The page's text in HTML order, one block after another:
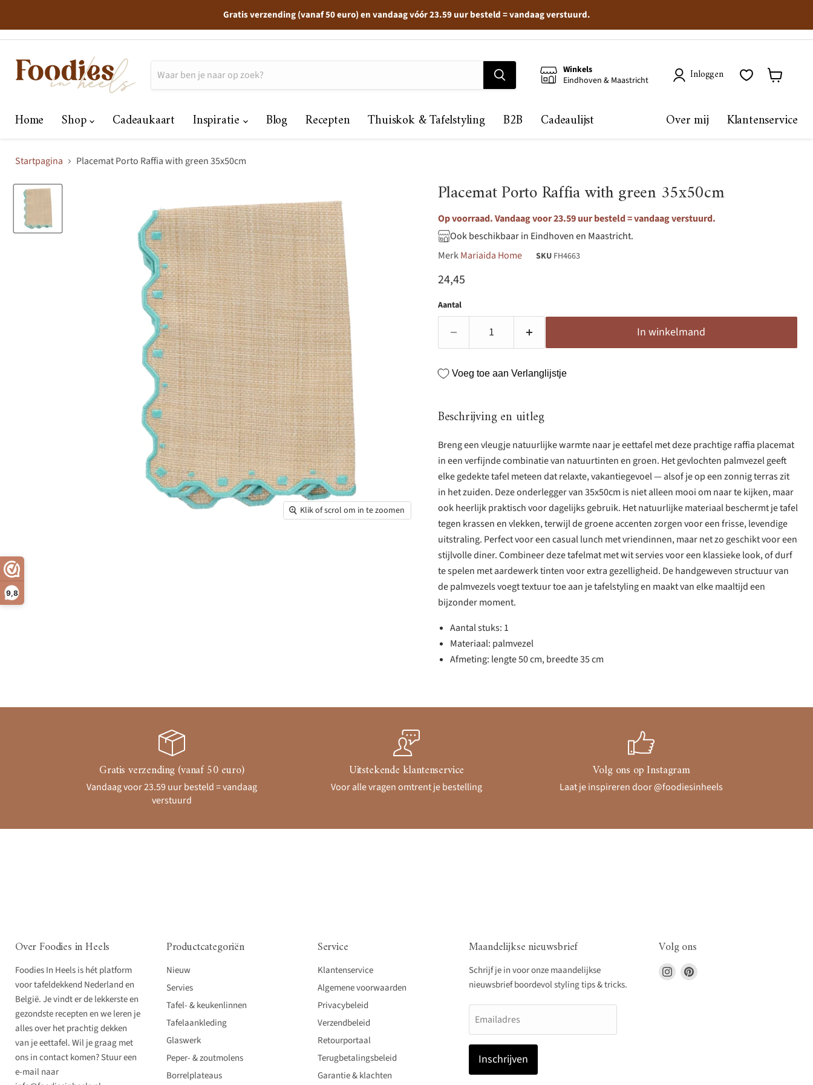
9,8
Gratis verzending (vanaf 50 euro) en vandaag vóór 23.59 uur besteld = vandaag verstuurd.
Winkels
Eindhoven & Maastricht
Inloggen
Home Shop Cadeaukaart Inspiratie Blog Recepten Thuiskok & Tafelstyling B2B Cadeaulijst Over mij Klantenservice
Startpagina Placemat Porto Raffia with green 35x50cm
Klik of scrol om in te zoomen
Placemat Porto Raffia with green 35x50cm
Op voorraad. Vandaag voor 23.59 uur besteld = vandaag verstuurd.
Ook beschikbaar in Eindhoven en Maastricht.
MerkMariaida Home SKU FH4663
Huidige prijs
24,45
Aantal
In winkelmand
Voeg toe aan Verlanglijstje
Beschrijving en uitleg
Breng een vleugje natuurlijke warmte naar je eettafel met deze prachtige raffia placemat
in een verfijnde combinatie van natuurtinten en groen. Het gevlochten palmvezel geeft
elke gedekte tafel meteen dat relaxte, vakantiegevoel — alsof je op een zonnig terras zit
in het zuiden. Deze onderlegger van 35x50cm is niet alleen mooi om naar te kijken, maar
ook heerlijk praktisch voor dagelijks gebruik. Het natuurlijke materiaal beschermt je tafel
tegen krassen en vlekken, terwijl de groene accenten zorgen voor een frisse, levendige
uitstraling. Perfect voor een casual lunch met vriendinnen, maar net zo geschikt voor een
stijlvolle diner. Combineer deze tafelmat met wit servies voor een klassieke look, of durf
te spelen met aardewerk tinten voor extra gezelligheid. De handgeweven structuur van
de palmvezels voegt textuur toe aan je tafelstyling en maakt van elke maaltijd een
bijzonder moment.
Aantal stuks: 1
Materiaal: palmvezel
Afmeting: lengte 50 cm, breedte 35 cm
Gratis verzending (vanaf 50 euro)
Vandaag voor 23.59 uur besteld = vandaag
verstuurd
Uitstekende klantenservice
Voor alle vragen omtrent je bestelling
Volg ons op Instagram
Laat je inspireren door @foodiesinheels
Over Foodies in Heels
Foodies In Heels is hét platform
voor tafeldekkend Nederland en
België. Je vindt er de lekkerste en
gezondste recepten en we leren je
alles over het prachtig dekken
van je eettafel. Wil je graag met
ons in contact komen? Stuur een
e-mail naar
Productcategoriën
Nieuw
Servies
Tafel- & keukenlinnen
Tafelaankleding
Glaswerk
Peper- & zoutmolens
Borrelplateaus
Service
Klantenservice
Algemene voorwaarden
Privacybeleid
Verzendbeleid
Retourportaal
Terugbetalingsbeleid
Garantie & klachten
Maandelijkse nieuwsbrief
Schrijf je in voor onze maandelijkse
nieuwsbrief boordevol styling tips & tricks.
Emailadres
Inschrijven
Volg ons
Vind
ons
Vind